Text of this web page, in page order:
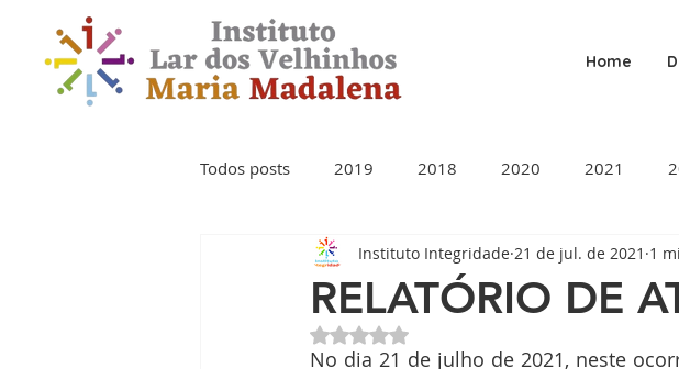
Home
Todos posts 2019 2018 2020 2021
RELATÓRIO DE
Instituto Integridade 21 de jul. de 2021 1
Avaliado com NaN de 5 estrelas.
No dia 21 de julho de 2021, neste